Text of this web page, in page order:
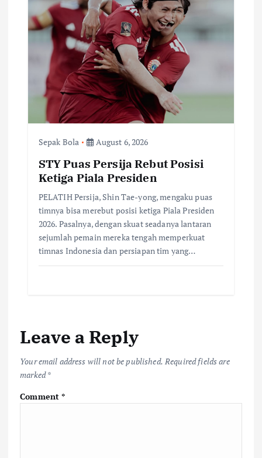
Sepak Bola August 6, 2026
STY Puas Persija Rebut Posisi
Ketiga Piala Presiden
PELATIH Persija, Shin Tae-yong, mengaku puas
timnya bisa merebut posisi ketiga Piala Presiden
2026. Pasalnya, dengan skuat seadanya lantaran
sejumlah pemain mereka tengah memperkuat
timnas Indonesia dan persiapan tim yang…
Leave a Reply
Your email address will not be published. Required fields are
marked*
Comment*